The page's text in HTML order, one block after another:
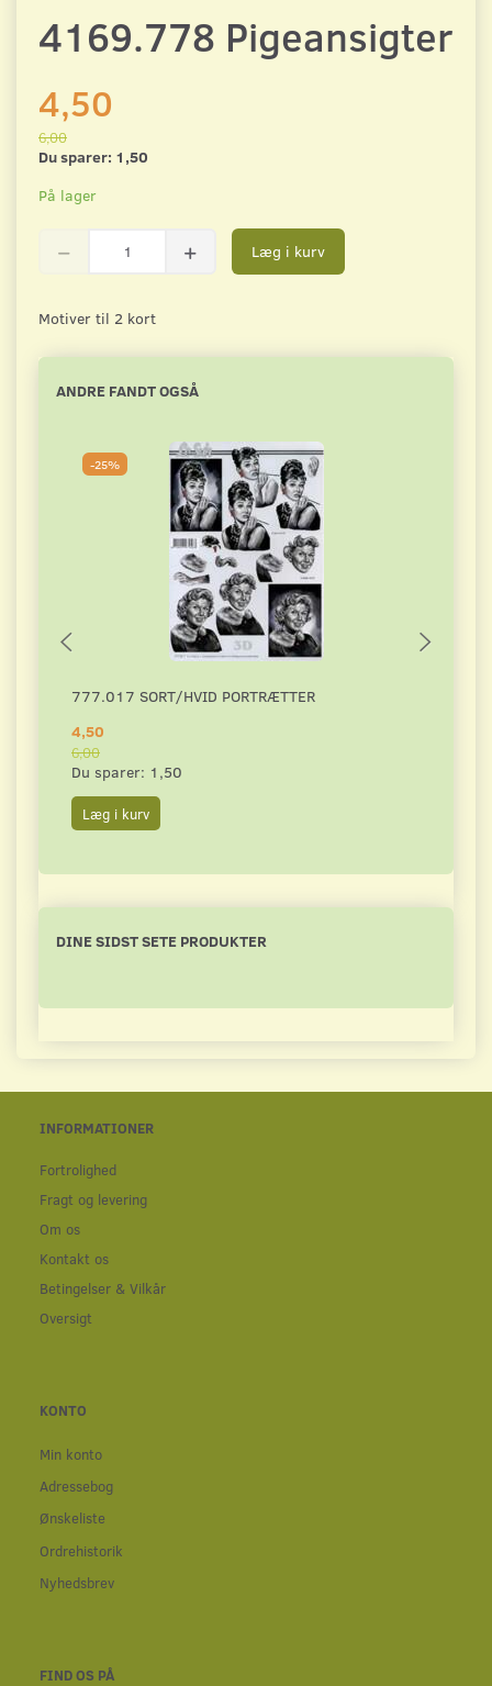
4169.778 Pigeansigter
4,50
6,00
Du sparer: 1,50
På lager
Læg i kurv
Motiver til 2 kort
ANDRE FANDT OGSÅ
-25%
777.017 SORT/HVID PORTRÆTTER
4,50
6,00
Du sparer: 1,50
Læg i kurv
DINE SIDST SETE PRODUKTER
INFORMATIONER
Fortrolighed
Fragt og levering
Om os
Kontakt os
Betingelser & Vilkår
Oversigt
KONTO
Min konto
Adressebog
Ønskeliste
Ordrehistorik
Nyhedsbrev
FIND OS PÅ